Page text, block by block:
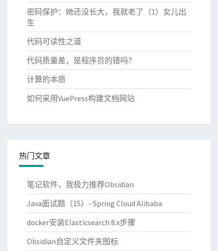
密码保护：她还没长大，我就老了（1）女儿出
生
代码可读性之道
代码质量差，是程序员的错吗？
计算的本质
如何采用VuePress构建文档网站
热门文章
笔记软件，我极力推荐Obsidian
Java面试题（15）- Spring Cloud Alibaba
docker安装Elasticsearch 8.x步骤
Obsidian自定义文件夹图标